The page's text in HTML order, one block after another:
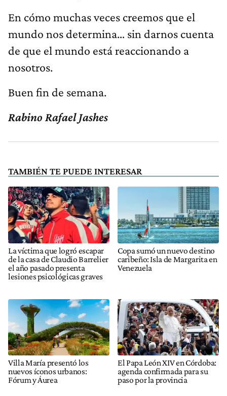
En cómo muchas veces creemos que el
mundo nos determina… sin darnos cuenta
de que el mundo está reaccionando a
nosotros.
Buen fin de semana.
Rabino Rafael Jashes
TAMBIÉN TE PUEDE INTERESAR
La víctima que logró escapar
de la casa de Claudio Barrelier
el año pasado presenta
lesiones psicológicas graves
Copa sumó un nuevo destino
caribeño: Isla de Margarita en
Venezuela
Villa María presentó los
nuevos íconos urbanos:
Fórum y Áurea
El Papa León XIV en Córdoba:
agenda confirmada para su
paso por la provincia